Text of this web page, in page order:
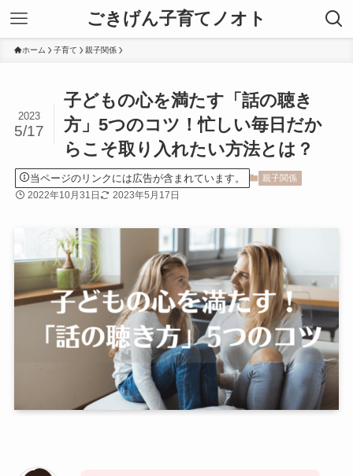
ごきげん子育てノオト
ホーム 子育て 親子関係
子どもの心を満たす「話の聴き
方」5つのコツ！忙しい毎日だか
らこそ取り入れたい方法とは？
2023
5/17
当ページのリンクには広告が含まれています。 親子関係
2022年10月31日 2023年5月17日